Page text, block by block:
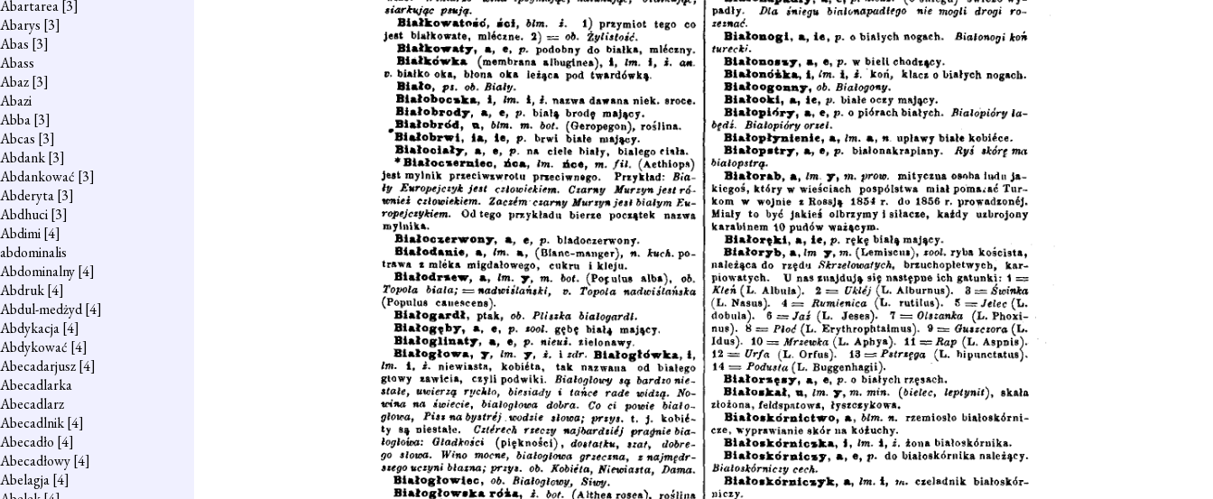
Abartarea[3]
Abarys [3]
Abas [3]
Abass
Abaz[3]
Abazi
Abba[3]
Abcas [3]
Abdank[3]
Abdankować [3]
Abderyta[3]
Abdhuci[3]
Abdimi[4]
abdominalis
Abdominalny[4]
Abdruk[4]
Abdul-medżyd[4]
Abdykacja[4]
Abdykować [4]
Abecadarjusz[4]
Abecadlarka
Abecadlarz
Abecadlnik[4]
Abecadło [4]
Abecadłowy[4]
Abelagja[4]